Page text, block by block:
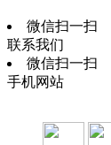
微信扫一扫
联系我们
微信扫一扫
手机网站